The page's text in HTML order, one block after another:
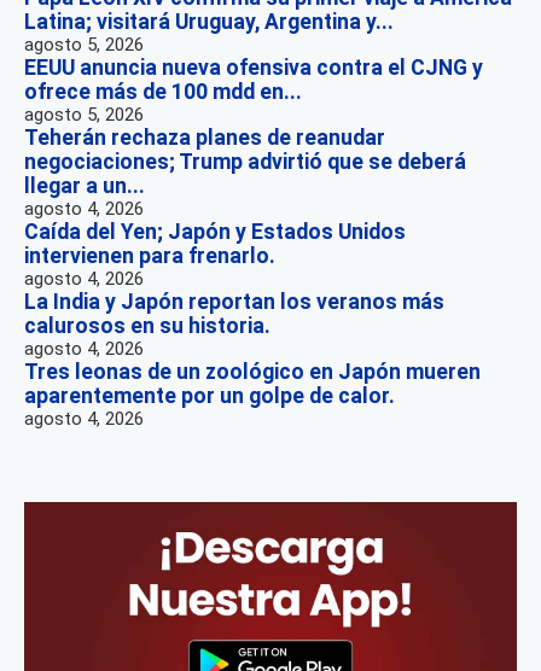
Latina; visitará Uruguay, Argentina y...
agosto 5, 2026
EEUU anuncia nueva ofensiva contra el CJNG y
ofrece más de 100 mdd en...
agosto 5, 2026
Teherán rechaza planes de reanudar
negociaciones; Trump advirtió que se deberá
llegar a un...
agosto 4, 2026
Caída del Yen; Japón y Estados Unidos
intervienen para frenarlo.
agosto 4, 2026
La India y Japón reportan los veranos más
calurosos en su historia.
agosto 4, 2026
Tres leonas de un zoológico en Japón mueren
aparentemente por un golpe de calor.
agosto 4, 2026